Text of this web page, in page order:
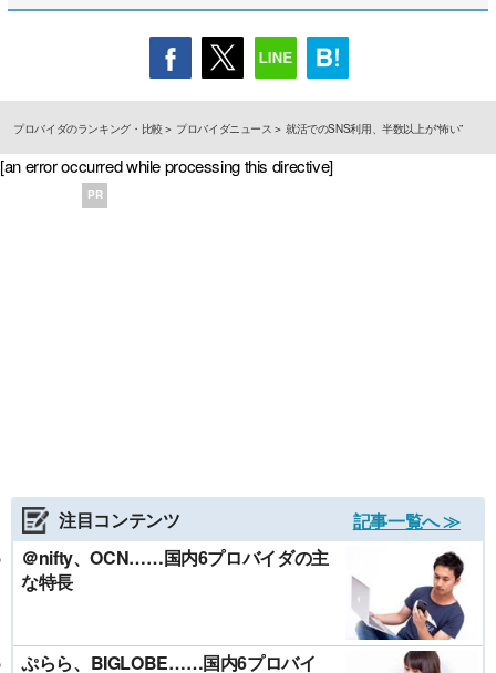
プロバイダのランキング・比較 プロバイダニュース 就活でのSNS利用、半数以上が“怖い”
[an error occurred while processing this directive]
PR
注目コンテンツ
記事一覧へ ≫
＠nifty、OCN……国内6プロバイダの主
な特長
ぷらら、BIGLOBE……国内6プロバイ